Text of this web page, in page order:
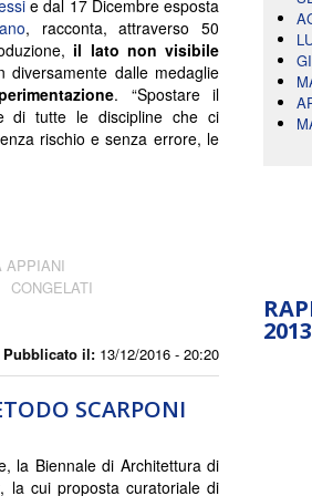
Pubblicato il: 13/12/2016 - 20:20
e dal 17 Dicembre esposta
, racconta, attraverso 50
il lato non visibile
dalle medaglie
. “Spostare il
di tutte le discipline che ci
rischio e senza errore, le
APPIANI
CONGELATI
SCARPONI
la Biennale di Architettura di
la cui proposta curatoriale di